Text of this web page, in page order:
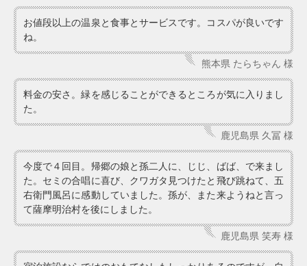
お値段以上の温泉と食事とサービスです。コスパが良いです
ね。
熊本県 たらちゃん 様
料金の安さ。緑を感じることができるところが気に入りまし
た。
鹿児島県 久冨 様
今度で４回目。帰郷の娘と孫二人に、じじ、ばば、で来まし
た。セミの合唱に喜び、クワガタ見つけたと飛び跳ねて、五
右衛門風呂に感動していました。孫が、また来ようねと言っ
て薩摩明治村を後にしました。
鹿児島県 笑寿 様